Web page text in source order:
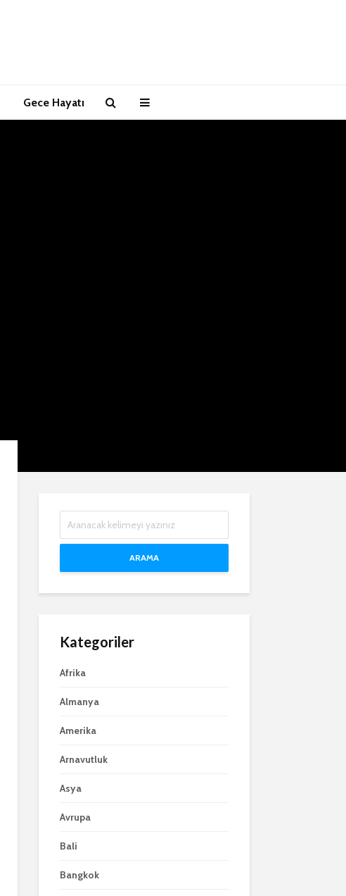
Gece Hayatı
ARAMA
Kategoriler
Afrika
Almanya
Amerika
Arnavutluk
Asya
Avrupa
Bali
Bangkok